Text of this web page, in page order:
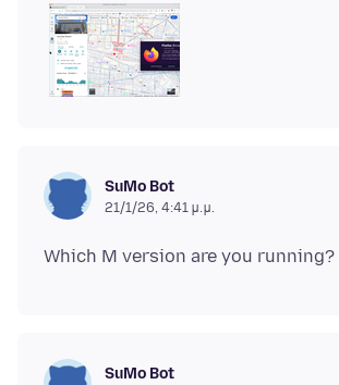
SuMo Bot
21/1/26, 4:41 μ.μ.
SuMo Bot